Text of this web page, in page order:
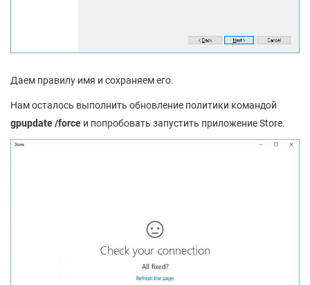
Даем правилу имя и сохраняем его.
Нам осталось выполнить обновление политики командой
gpupdate /force и попробовать запустить приложение Store.